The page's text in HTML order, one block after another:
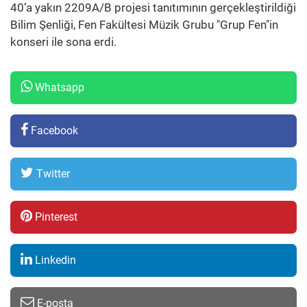
40’a yakın 2209A/B projesi tanıtımının gerçekleştirildiği
Bilim Şenliği, Fen Fakültesi Müzik Grubu "Grup Fen"in
konseri ile sona erdi.
Whatsapp
Facebook
Twitter
Pinterest
Linkedin
E-posta